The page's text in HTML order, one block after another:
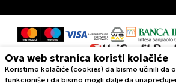
Nastojimo da budemo što precizniji u opisu
Ova web stranica koristi kolačiće
Koristimo kolačiće (cookies) da bismo učinili da
funkcioniše i da bismo mogli dalje da